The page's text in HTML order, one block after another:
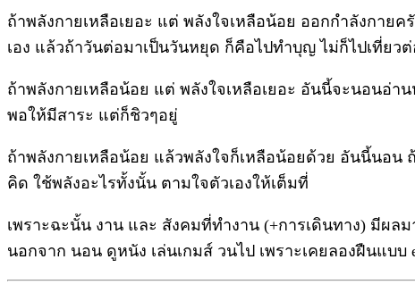
ถ้าพลังกายเหลือเยอะ แต่ พลังใจเหลือน้อย ออกกำลังกา
เอง แล้วถ้าวันต่อมาเป็นวันหยุด ก็คือไปทำบุญ ไม่ก็ไปเที่ยวต่
ถ้าพลังกายเหลือน้อย แต่ พลังใจเหลือเยอะ อันนี้จะนอนอ่
พอให้มีสาระ แต่ก็ชิวๆอยู่
ถ้าพลังกายเหลือน้อย แล้วพลังใจก็เหลือน้อยด้วย อันนี้นอน
คิด ใช้พลังอะไรทั้งนั้น ตามใจตัวเองให้เต็มที่
เพราะฉะนั้น งาน และ สังคมที่ทำงาน (+การเดินทาง) มีผล
นอกจาก นอน ดูหนัง เล่นเกมส์ วนไป เพราะเคยลองฝืนแบบ